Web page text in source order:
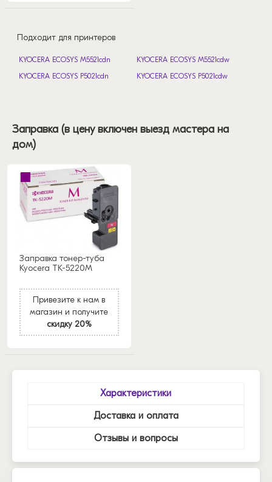
Подходит для принтеров
KYOCERA ECOSYS M5521cdn
KYOCERA ECOSYS M5521cdw
KYOCERA ECOSYS P5021cdn
KYOCERA ECOSYS P5021cdw
Заправка (в цену включен выезд мастера на
дом)
Заправка тонер-туба
Kyocera TK-5220M
Привезите к нам в
магазин и получите
скидку 20%
Характеристики
Доставка и оплата
Отзывы и вопросы